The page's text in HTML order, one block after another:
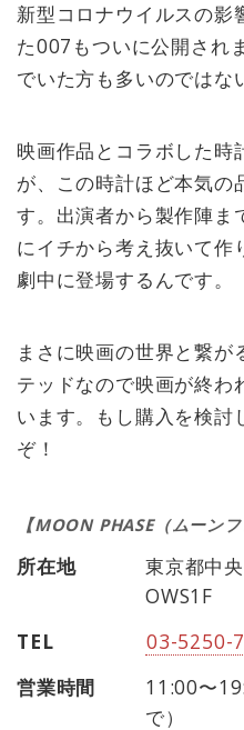
新型コロナウイルスの影
た007もついに公開され
でいた方も多いのではな
映画作品とコラボした時
が、この時計ほど本気の
す。出演者から製作陣ま
にイチから考え抜いて
劇中に登場するんです。
まさに映画の世界と繋が
テッドなので映画が終わ
います。もし購入を検討
ぞ！
所在地
東京都中
OWS1F
TEL
03-5250-
営業時間
11:00〜
で）
【MOON PHASE（ムーン